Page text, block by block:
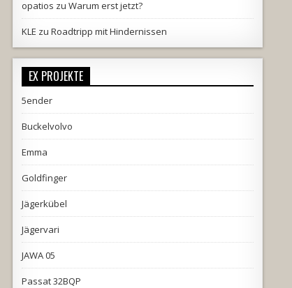
opatios zu Warum erst jetzt?
KLE zu Roadtripp mit Hindernissen
EX PROJEKTE
5ender
Buckelvolvo
Emma
Goldfinger
Jägerkübel
Jägervari
JAWA 05
Passat 32BQP